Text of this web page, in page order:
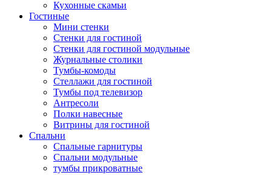
Кухонные скамьи
Гостиные
Мини стенки
Стенки для гостиной
Стенки для гостиной модульные
Журнальные столики
Тумбы-комоды
Стеллажи для гостиной
Тумбы под телевизор
Антресоли
Полки навесные
Витрины для гостиной
Спальни
Спальные гарнитуры
Спальни модульные
тумбы прикроватные